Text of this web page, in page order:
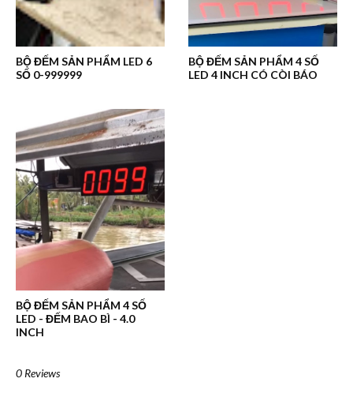
BỘ ĐẾM SẢN PHẨM LED 6
SỐ 0-999999
BỘ ĐẾM SẢN PHẨM 4 SỐ
LED 4 INCH CÓ CÒI BÁO
BỘ ĐẾM SẢN PHẨM 4 SỐ
LED - ĐẾM BAO BÌ - 4.0
INCH
0 Reviews